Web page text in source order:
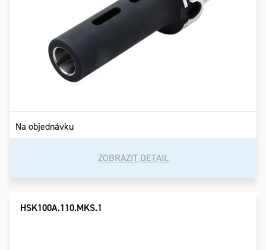
Na objednávku
ZOBRAZIT DETAIL
HSK100A.110.MKS.1